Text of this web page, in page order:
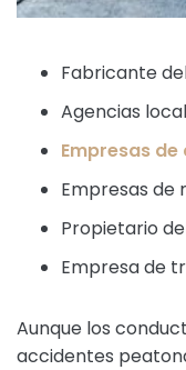
Fabricante
Agencias
Empresas
Empresas de
Propietario
Empresa de
Aunque los
accidentes